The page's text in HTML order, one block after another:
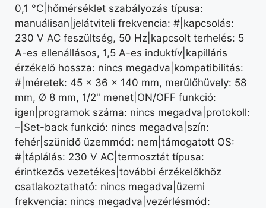
0,1 °C|hőmérséklet szabályozás típusa:
manuálisan|jelátviteli frekvencia: #|kapcsolás:
230 V AC feszültség, 50 Hz|kapcsolt terhelés: 5
A-es ellenállásos, 1,5 A-es induktív|kapilláris
érzékelő hossza: nincs megadva|kompatibilitás:
#|méretek: 45 × 36 × 140 mm, merülőhüvely: 58
mm, Ø 8 mm, 1/2" menet|ON/OFF funkció:
igen|programok száma: nincs megadva|protokoll:
–|Set-back funkció: nincs megadva|szín:
fehér|szünidő üzemmód: nem|támogatott OS:
#|táplálás: 230 V AC|termosztát típusa:
érintkezős vezetékes|további érzékelőkhöz
csatlakoztatható: nincs megadva|üzemi
frekvencia: nincs megadva|vezérlésmód: